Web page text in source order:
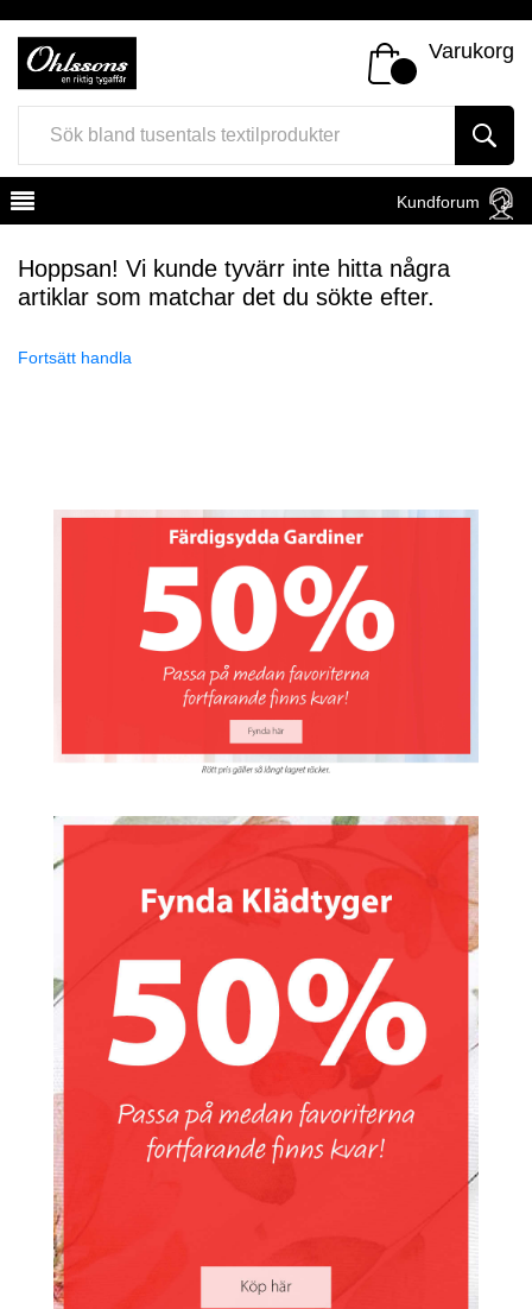
Varukorg
Kundforum
Hoppsan! Vi kunde tyvärr inte hitta några
artiklar som matchar det du sökte efter.
Fortsätt handla